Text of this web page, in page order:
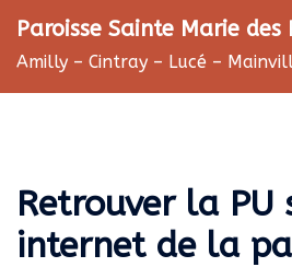
au
contenu
Paroisse Sainte Marie des
Amilly – Cintray – Lucé –
Retrouver la PU
internet de la